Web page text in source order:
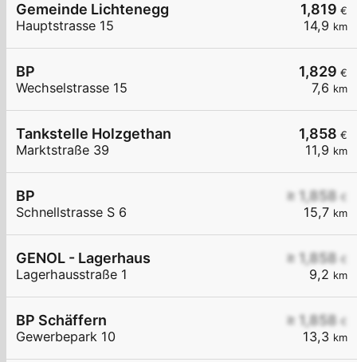
1,819 €
14,9 km
Gemeinde Lichtenegg
Hauptstrasse 15
1,829 €
7,6 km
BP
Wechselstrasse 15
1,858 €
11,9 km
Tankstelle Holzgethan
Marktstraße 39
≥ 1,858 €
15,7 km
BP
Schnellstrasse S 6
≥ 1,858 €
9,2 km
GENOL - Lagerhaus
Lagerhausstraße 1
≥ 1,858 €
13,3 km
BP Schäffern
Gewerbepark 10